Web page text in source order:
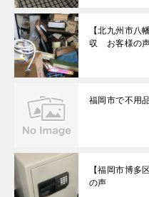
【北九州市八
収 お客様の
福岡市で不用
【福岡市博
の声